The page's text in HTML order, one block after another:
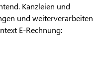
Kanzleien und
und weiterverarbeiten
E-Rechnung: